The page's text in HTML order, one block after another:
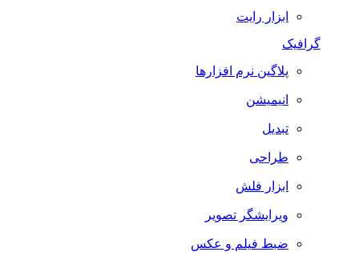
ابزار رایت
گرافیک
پلاگین نرم افزارها
انیمیشن
تبدیل
طراحی
ابزار فلش
ویرایشگر تصویر
ضبط فيلم و عكس